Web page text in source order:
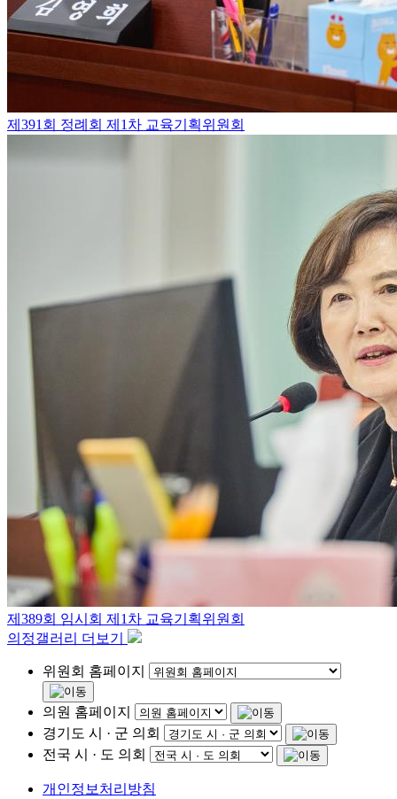
제391회 정례회 제1차 교육기획위원회
제389회 임시회 제1차 교육기획위원회
의정갤러리 더보기
위원회 홈페이지
의원 홈페이지
경기도 시 · 군 의회
전국 시 · 도 의회
개인정보처리방침